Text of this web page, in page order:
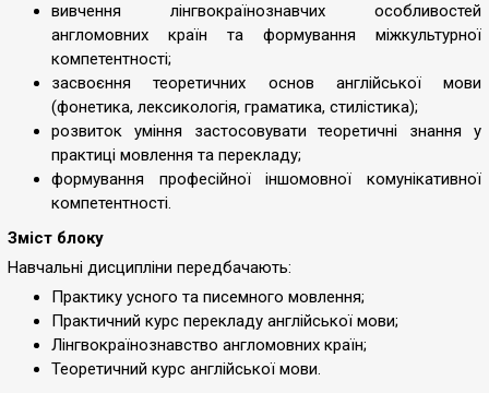
вивчення лінгвокраїнознавчих особливостей
англомовних країн та формування міжкультурної
компетентності;
засвоєння теоретичних основ англійської мови
(фонетика, лексикологія, граматика, стилістика);
розвиток уміння застосовувати теоретичні знання у
практиці мовлення та перекладу;
формування професійної іншомовної комунікативної
компетентності.
Зміст блоку
Навчальні дисципліни передбачають:
Практику усного та писемного мовлення;
Практичний курс перекладу англійської мови;
Лінгвокраїнознавство англомовних країн;
Теоретичний курс англійської мови.